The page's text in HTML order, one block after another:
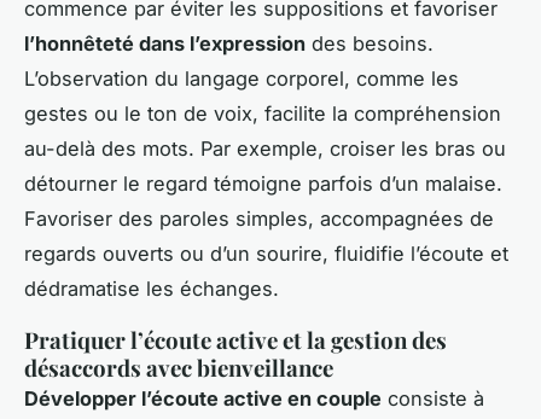
commence par éviter les suppositions et favoriser
l’honnêteté dans l’expression des besoins.
L’observation du langage corporel, comme les
gestes ou le ton de voix, facilite la compréhension
au-delà des mots. Par exemple, croiser les bras ou
détourner le regard témoigne parfois d’un malaise.
Favoriser des paroles simples, accompagnées de
regards ouverts ou d’un sourire, fluidifie l’écoute et
dédramatise les échanges.
Pratiquer l’écoute active et la gestion des
désaccords avec bienveillance
Développer l’écoute active en couple consiste à